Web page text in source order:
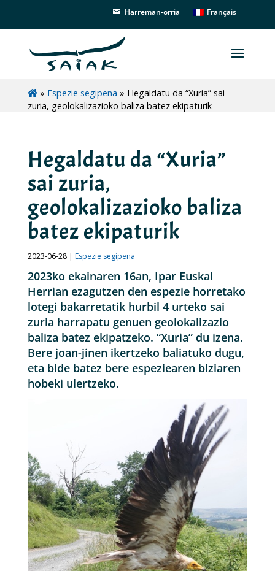
Harreman-orria Français
» Espezie segipena » Hegaldatu da “Xuria” sai
zuria, geolokalizazioko baliza batez ekipaturik
Hegaldatu da “Xuria”
sai zuria,
geolokalizazioko baliza
batez ekipaturik
2023-06-28 | Espezie segipena
2023ko ekainaren 16an, Ipar Euskal
Herrian ezagutzen den espezie horretako
lotegi bakarretatik hurbil 4 urteko sai
zuria harrapatu genuen geolokalizazio
baliza batez ekipatzeko. “Xuria” du izena.
Bere joan-jinen ikertzeko baliatuko dugu,
eta bide batez bere espeziearen biziaren
hobeki ulertzeko.